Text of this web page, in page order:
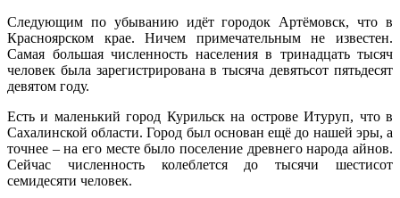
Следующим по убыванию идёт городок Артёмовск, что в
Красноярском крае. Ничем примечательным не известен.
Самая большая численность населения в тринадцать тысяч
человек была зарегистрирована в тысяча девятьсот пятьдесят
девятом году.
Есть и маленький город Курильск на острове Итуруп, что в
Сахалинской области. Город был основан ещё до нашей эры, а
точнее – на его месте было поселение древнего народа айнов.
Сейчас численность колеблется до тысячи шестисот
семидесяти человек.